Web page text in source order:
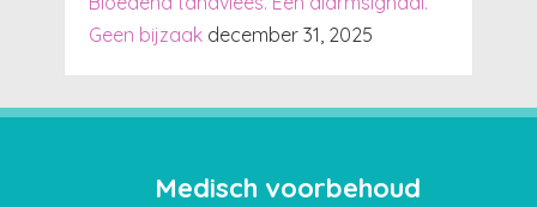
Geen bijzaak december 31, 2025
Medisch voorbehoud